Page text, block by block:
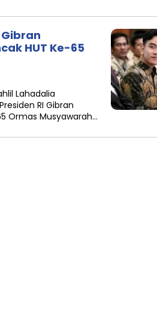
HUT Ke-65
Lahadalia
RI Gibran
Ormas Musyawarah…